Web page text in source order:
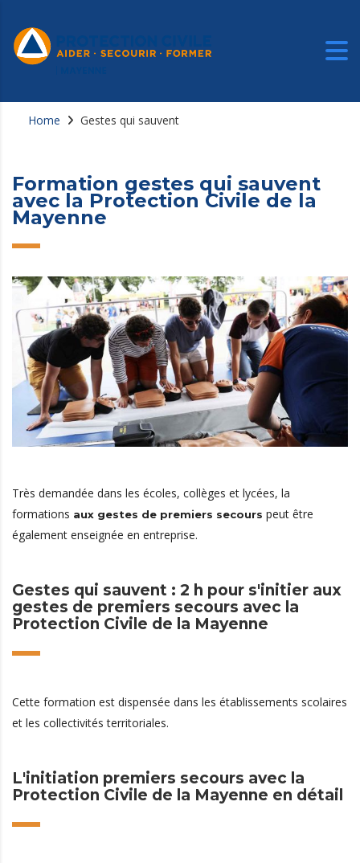
Home Gestes qui sauvent
Formation gestes qui sauvent
avec la Protection Civile de la
Mayenne
Très demandée dans les écoles, collèges et lycées, la
formations aux gestes de premiers secours peut être
également enseignée en entreprise.
Gestes qui sauvent : 2 h pour s'initier aux
gestes de premiers secours avec la
Protection Civile de la Mayenne
Cette formation est dispensée dans les établissements scolaires
et les collectivités territoriales.
L'initiation premiers secours avec la
Protection Civile de la Mayenne en détail